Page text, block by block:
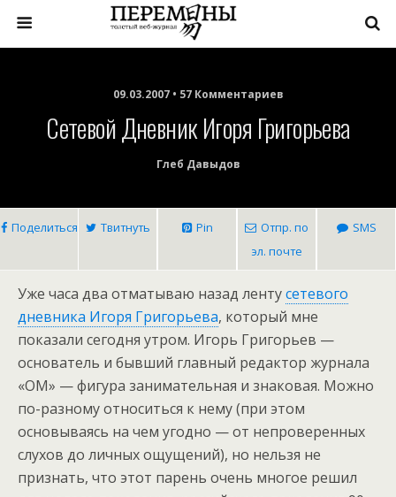
09.03.2007 • 57 Комментариев
Сетевой Дневник Игоря Григорьева
Глеб Давыдов
Поделиться Твитнуть Pin
Отпр. по
эл. почте
SMS
Уже часа два отматываю назад лентусетевого
дневника Игоря Григорьева, который мне
показали сегодня утром. Игорь Григорьев —
основатель и бывший главный редактор журнала
«ОМ» — фигура занимательная и знаковая. Можно
по-разному относиться к нему (при этом
основываясь на чем угодно — от непроверенных
слухов до личных ощущений), но нельзя не
признать, что этот парень очень многое решил